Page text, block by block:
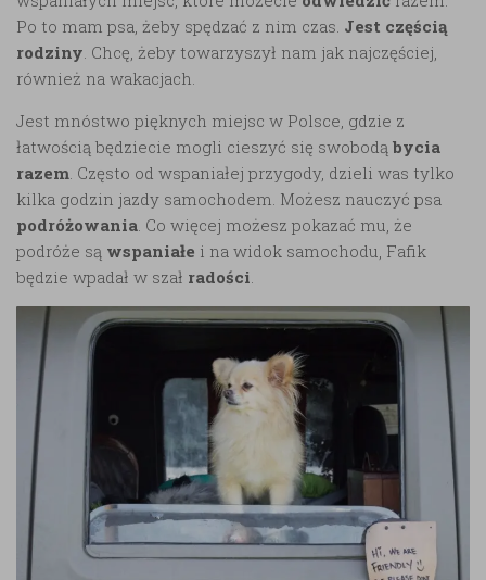
Po to mam psa, żeby spędzać z nim czas. Jest częścią
rodziny . Chcę, żeby towarzyszył nam jak najczęściej,
również na wakacjach.
Jest mnóstwo pięknych miejsc w Polsce, gdzie z
łatwością będziecie mogli cieszyć się swobodą bycia
razem . Często od wspaniałej przygody, dzieli was tylko
kilka godzin jazdy samochodem. Możesz nauczyć psa
podróżowania . Co więcej możesz pokazać mu, że
podróże są wspaniałe i na widok samochodu, Fafik
będzie wpadał w szał radości